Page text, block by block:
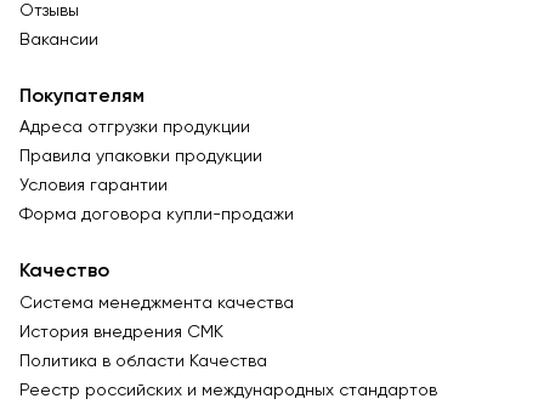
Отзывы
Вакансии
Покупателям
Адреса отгрузки продукции
Правила упаковки продукции
Условия гарантии
Форма договора купли-продажи
Качество
Система менеджмента качества
История внедрения СМК
Политика в области Качества
Реестр российских и международных стандартов